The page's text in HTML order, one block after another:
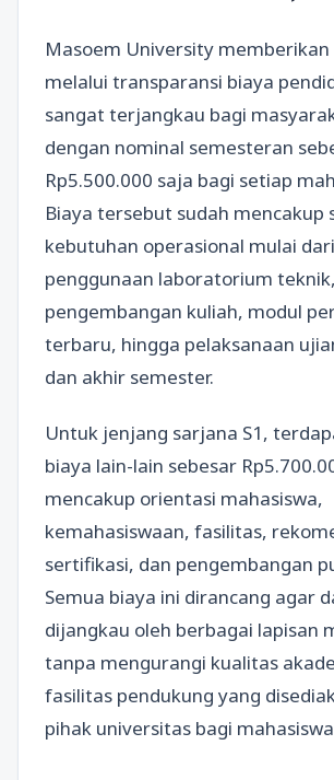
Masoem University memberikan
melalui transparansi biaya
sangat terjangkau bagi
dengan nominal semesteran
Rp5.500.000 saja bagi setiap
Biaya tersebut sudah mencakup
kebutuhan operasional mulai dari
penggunaan laboratorium teknik,
pengembangan kuliah, modul
terbaru, hingga pelaksanaan
dan akhir semester.
Untuk jenjang sarjana S1,
biaya lain-lain sebesar
mencakup orientasi mahasiswa,
kemahasiswaan, fasilitas,
sertifikasi, dan pengembangan
Semua biaya ini dirancang agar
dijangkau oleh berbagai lapisan
tanpa mengurangi kualitas
fasilitas pendukung yang
pihak universitas bagi